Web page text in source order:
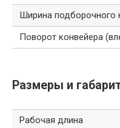
Ширина подборочного
Поворот конвейера
Размеры и
Рабочая длина